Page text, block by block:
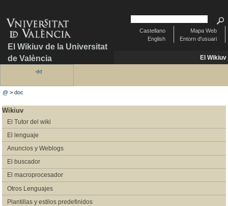
El Wikiuv de la Universitat
de València
Mapa Web
Entorn d'usuari
Castellano
English
El Wikiuv
@ >doc
Wikiuv
El Tutor del wiki
El lenguaje
Anuncios y Weblogs
El buscador
El macroprocesador
Otros Lenguajes
Plantillas y estilos predefinidos